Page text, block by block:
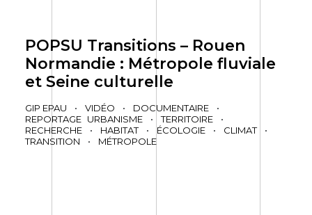
POPSU Transitions – Rouen
Normandie : Métropole fluviale
et Seine culturelle
GIP EPAU • VIDÉO • DOCUMENTAIRE
•
REPORTAGE URBANISME • TERRITOIRE
•
RECHERCHE
• HABITAT • ÉCOLOGIE • CLIMAT
•
TRANSITION
• MÉTROPOLE